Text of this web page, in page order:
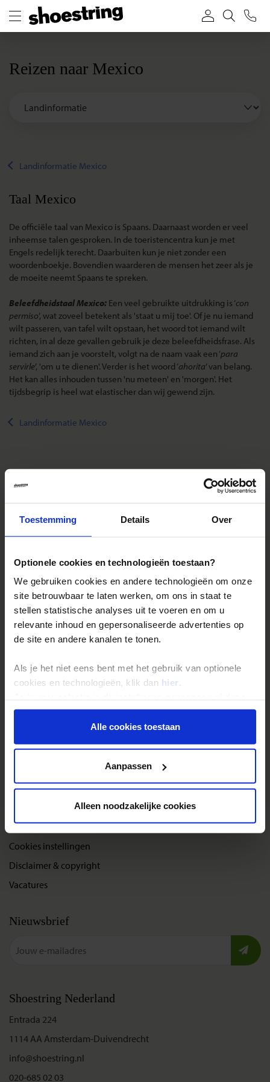
Toestemming Details Over
Optionele cookies en technologieën toestaan?
We gebruiken cookies en andere technologieën om onze
site betrouwbaar te laten werken, om ons in staat te
stellen statistische analyses uit te voeren en om u
relevante inhoud en gepersonaliseerde advertenties op
de site en andere kanalen te tonen.
Als je het niet eens bent met het gebruik van optionele
cookies en technologieën, klik dan hier .
onder aan de pagina op elk gewenst moment voor de
toekomst wijzigen.Alle cookies toestaan
Aanpassen
Alleen noodzakelijke cookies
Reizen naar Mexico
Landinformatie Mexico
Taal Mexico
De officiële taal van Mexico is Spaans. Daarnaast worden er veel
inheemse talen gesproken. In de toeristencentra kun je met
Engels redelijk terecht. Daarbuiten kun je niet zonder een
woordenboekje. Bovendien waarderen de mensen het zeer als je
de moeite neemt Spaans te spreken.
Beleefdheidstaal Mexico: Een veel gebruikte uitdrukking is ‘con
permiso’, wat zoveel betekent als 'staat u mij toe'. Of je nu iemand
wilt passeren, van tafel wilt opstaan, het woord tot iemand wilt
richten, in al deze gevallen gebruik je deze beleefdheidsfrase. Als
iemand zich aan je voorstelt, volgt na de naam vaak een ‘para
servirle’, 'om u te dienen'. Verder is het woord ‘ahorita’ van belang.
Het kan alles inhouden tussen 'nu meteen' en 'morgen'. Het
tijdsbegrip is heel wat elastischer dan wij gewend zijn.
Landinformatie Mexico
Reizen met Shoestring
Reis- en annuleringsvoorwaarden
Veelgestelde vragen
Inloggen op mijn.Shoestring
Groepsreizen
Single reizen
Festivalreizen
Gegarandeerde reizen
Nieuwe reizen
Over Shoestring
Bel, mail of chat met ons
Privacybeleid
Cookies instellingen
Disclaimer & copyright
Vacatures
Nieuwsbrief
Shoestring Nederland
Entrada 224
1114 AA Amsterdam-Duivendrecht
info@shoestring.nl
020-685 02 03